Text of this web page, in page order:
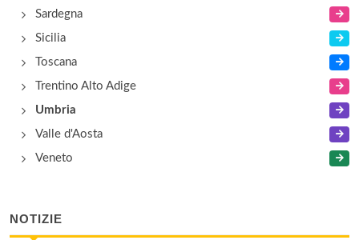
Sardegna
Sicilia
Toscana
Trentino Alto Adige
Umbria
Valle d'Aosta
Veneto
NOTIZIE